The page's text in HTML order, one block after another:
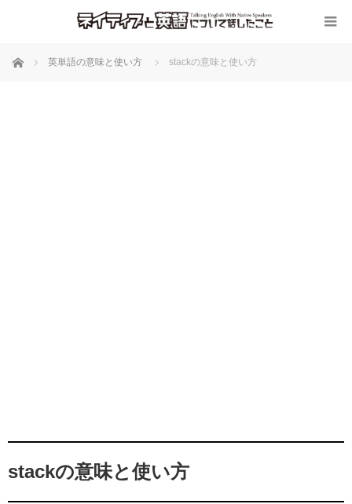
ホーム 英単語の意味と使い方 stackの意味と使い方
stackの意味と使い方